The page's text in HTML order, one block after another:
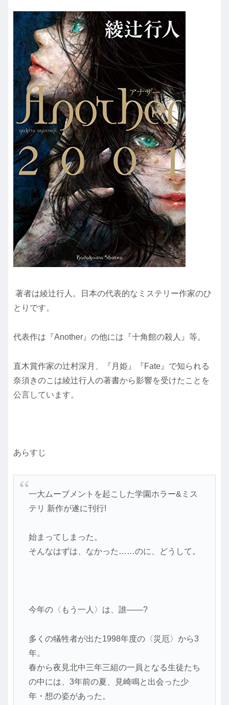
著者は綾辻行人。日本の代表的なミステリー作家のひ
とりです。
代表作は『Another』の他には『十角館の殺人』等。
直木賞作家の辻村深月、『月姫』『Fate』で知られる
奈須きのこは綾辻行人の著書から影響を受けたことを
公言しています。
あらすじ
一大ムーブメントを起こした学園ホラー&ミス
テリ 新作が遂に刊行!
始まってしまった。
そんなはずは、なかった……のに、どうして。
今年の〈もう一人〉は、誰――?
多くの犠牲者が出た1998年度の〈災厄〉から3
年。
春から夜見北中三年三組の一員となる生徒たち
の中には、3年前の夏、見崎鳴と出会った少
年・想の姿があった。